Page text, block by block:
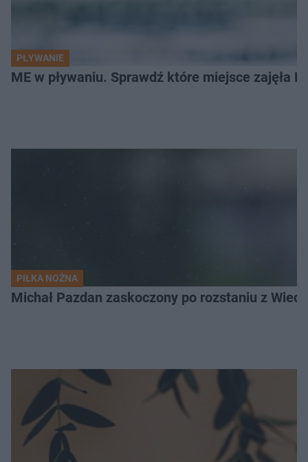
PŁYWANIE
ME w pływaniu. Sprawdź które miejsce zajęła
PIŁKA NOŻNA
Michał Pazdan zaskoczony po rozstaniu z